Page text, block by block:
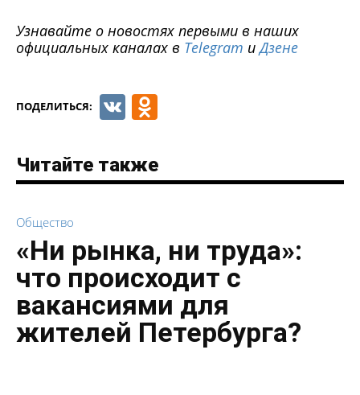
Узнавайте о новостях первыми в наших
официальных каналах в Telegram иДзене
ПОДЕЛИТЬСЯ: VK
Читайте также
Общество
«Ни рынка, ни труда»:
что происходит с
вакансиями для
жителей Петербурга?